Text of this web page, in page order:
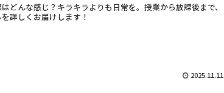
どんな感じ？キラキラよりも日常を。授業から放課後まで、
詳しくお届けします！
2025.11.11